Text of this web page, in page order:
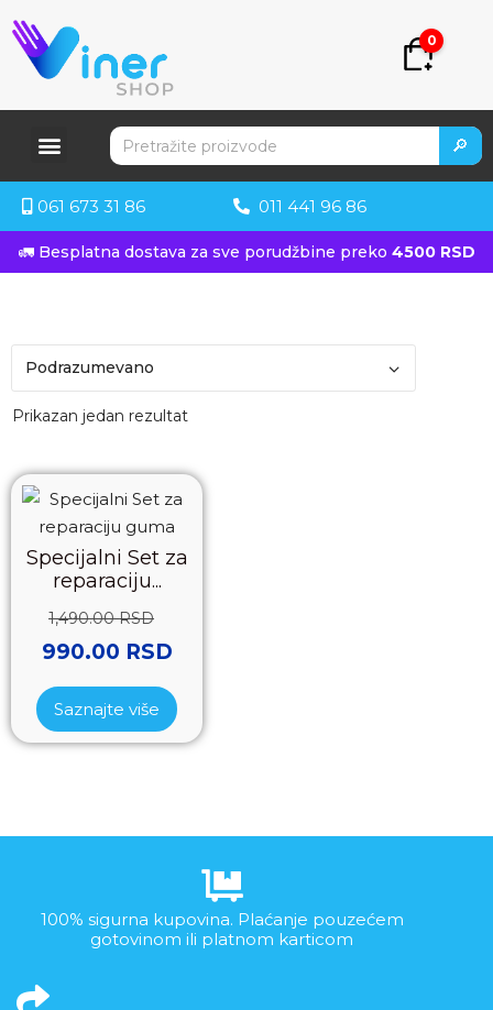
0
🔎
061 673 31 86 011 441 96 86
🚛 Besplatna dostava za sve porudžbine preko 4500 RSD
Prikazan jedan rezultat
Specijalni Set za
reparaciju...
1,490.00RSD
990.00 RSD
Saznajte više
100% sigurna kupovina. Plaćanje pouzećem
gotovinom ili platnom karticom